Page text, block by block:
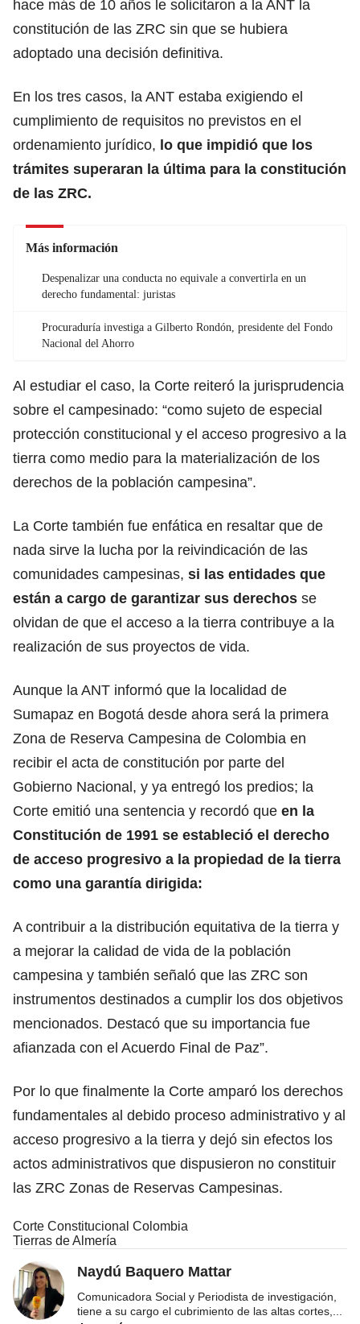
hace más de 10 años le solicitaron a la ANT la
constitución de las ZRC sin que se hubiera
adoptado una decisión definitiva.
En los tres casos, la ANT estaba exigiendo el
cumplimiento de requisitos no previstos en el
ordenamiento jurídico, lo que impidió que los
trámites superaran la última para la constitución
de las ZRC.
Más información
Despenalizar una conducta no equivale a convertirla en un
derecho fundamental: juristas
Procuraduría investiga a Gilberto Rondón, presidente del Fondo
Nacional del Ahorro
Al estudiar el caso, la Corte reiteró la jurisprudencia
sobre el campesinado: “como sujeto de especial
protección constitucional y el acceso progresivo a la
tierra como medio para la materialización de los
derechos de la población campesina”.
La Corte también fue enfática en resaltar que de
nada sirve la lucha por la reivindicación de las
comunidades campesinas, si las entidades que
están a cargo de garantizar sus derechos se
olvidan de que el acceso a la tierra contribuye a la
realización de sus proyectos de vida.
Aunque la ANT informó que la localidad de
Sumapaz en Bogotá desde ahora será la primera
Zona de Reserva Campesina de Colombia en
recibir el acta de constitución por parte del
Gobierno Nacional, y ya entregó los predios; la
Corte emitió una sentencia y recordó que en la
Constitución de 1991 se estableció el derecho
de acceso progresivo a la propiedad de la tierra
como una garantía dirigida:
A contribuir a la distribución equitativa de la tierra y
a mejorar la calidad de vida de la población
campesina y también señaló que las ZRC son
instrumentos destinados a cumplir los dos objetivos
mencionados. Destacó que su importancia fue
afianzada con el Acuerdo Final de Paz”.
Por lo que finalmente la Corte amparó los derechos
fundamentales al debido proceso administrativo y al
acceso progresivo a la tierra y dejó sin efectos los
actos administrativos que dispusieron no constituir
las ZRC Zonas de Reservas Campesinas.
Corte Constitucional Colombia
Tierras de Almería
Naydú Baquero Mattar
Comunicadora Social y Periodista de investigación,
tiene a su cargo el cubrimiento de las altas cortes,